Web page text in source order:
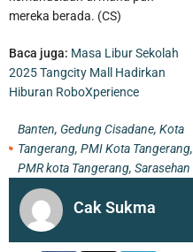
mereka berada. (CS)
Baca juga: Masa Libur Sekolah
2025 Tangcity Mall Hadirkan
Hiburan RoboXperience
Banten, Gedung Cisadane, Kota
Tangerang, PMI Kota Tangerang,
PMR kota Tangerang, Sarasehan
Cak Sukma